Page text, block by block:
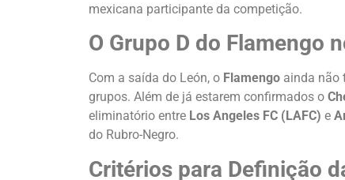
mexicana participante da competição.
O Grupo D do Flamengo
Com a saída do León, o Flamengo ainda não
grupos. Além de já estarem confirmados o
eliminatório entre Los Angeles FC (LAFC) e
do Rubro-Negro.
Critérios para Definição